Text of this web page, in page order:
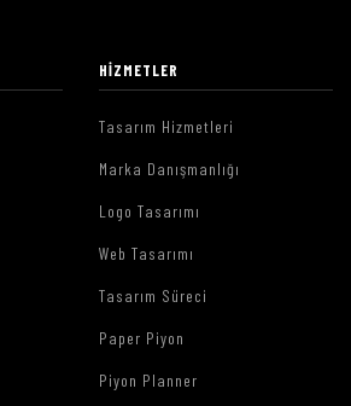
HIZMETLER
Tasarım Hizmetleri
Marka Danışmanlığı
Logo Tasarımı
Web Tasarımı
Tasarım Süreci
Paper Piyon
Piyon Planner